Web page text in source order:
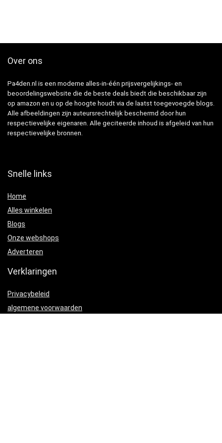
Over ons
Pa4den.nl is een moderne alles-in-één prijsvergelijkings- en
beoordelingswebsite die de beste deals biedt die beschikbaar zijn
op amazon en u op de hoogte houdt via de laatst toegevoegde blogs.
Alle afbeeldingen zijn auteursrechtelijk beschermd door hun
respectievelijke eigenaren. Alle geciteerde inhoud is afgeleid van hun
respectievelijke bronnen.
Snelle links
Home
Alles winkelen
Blogs
Onze webshops
Adverteren
Verklaringen
Privacybeleid
algemene voorwaarden